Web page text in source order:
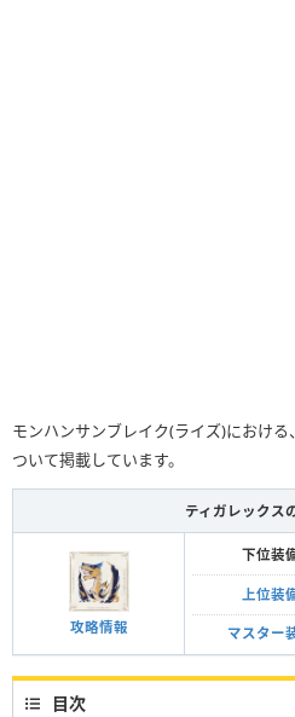
モンハンサンブレイク(ライズ)におけ
ついて掲載しています。
ティガレックス
攻略情報
下位装
上位装
マスター
目次